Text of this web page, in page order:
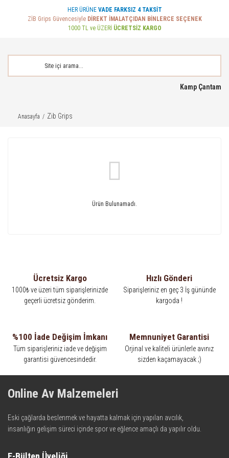
HER ÜRÜNE VADE FARKSIZ 4 TAKSİT
ZİB Grips Güvencesiyle DİREKT İMALATÇIDAN BİNLERCE SEÇENEK
1000 TL ve ÜZERİ ÜCRETSİZ KARGO
Kamp Çantam
Anasayfa Zib Grips
Ürün Bulunamadı.
Ücretsiz Kargo
1000₺ ve üzeri tüm siparişlerinizde
geçerli ücretsiz gönderim.
Hızlı Gönderi
Siparişleriniz en geç 3 İş gününde
kargoda !
%100 İade Değişim İmkanı
Tüm siparişleriniz iade ve değişim
garantisi güvencesindedir.
Memnuniyet Garantisi
Orjinal ve kaliteli ürünlerle avınız
sizden kaçamayacak ;)
Online Av Malzemeleri
Eski çağlarda beslenmek ve hayatta kalmak için yapılan avcılık,
insanlığın gelişim süreci içinde spor ve eğlence amaçlı da yapılır oldu.
teknolojinin dokunuşuyla av malzemelerinde en iyisini meydana